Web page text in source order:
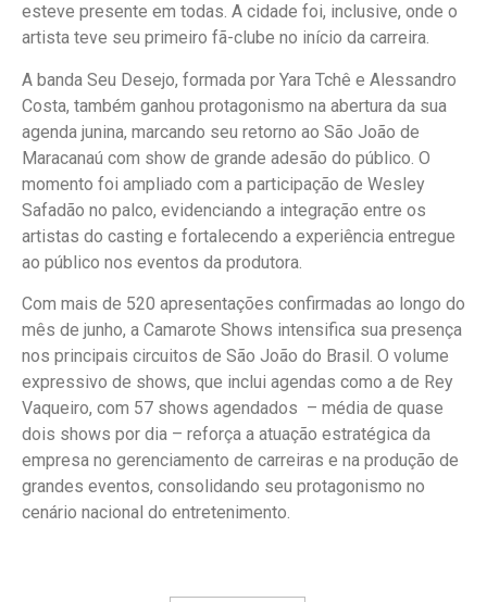
esteve presente em todas. A cidade foi, inclusive, onde o
artista teve seu primeiro fã-clube no início da carreira.
A banda Seu Desejo, formada por Yara Tchê e Alessandro
Costa, também ganhou protagonismo na abertura da sua
agenda junina, marcando seu retorno ao São João de
Maracanaú com show de grande adesão do público. O
momento foi ampliado com a participação de Wesley
Safadão no palco, evidenciando a integração entre os
artistas do casting e fortalecendo a experiência entregue
ao público nos eventos da produtora.
Com mais de 520 apresentações confirmadas ao longo do
mês de junho, a Camarote Shows intensifica sua presença
nos principais circuitos de São João do Brasil. O volume
expressivo de shows, que inclui agendas como a de Rey
Vaqueiro, com 57 shows agendados – média de quase
dois shows por dia – reforça a atuação estratégica da
empresa no gerenciamento de carreiras e na produção de
grandes eventos, consolidando seu protagonismo no
cenário nacional do entretenimento.